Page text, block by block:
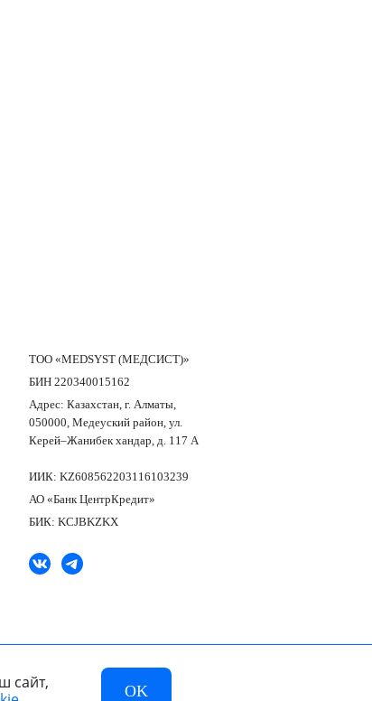
ТОО «MEDSYST (МЕДСИСТ)»
БИН 220340015162
Адрес: Казахстан, г. Алматы,
050000, Медеуский район, ул.
Керей–Жанибек хандар, д. 117 А
ИИК: KZ608562203116103239
АО «Банк ЦентрКредит»
БИК: KCJBKZKX
сайт,
OK